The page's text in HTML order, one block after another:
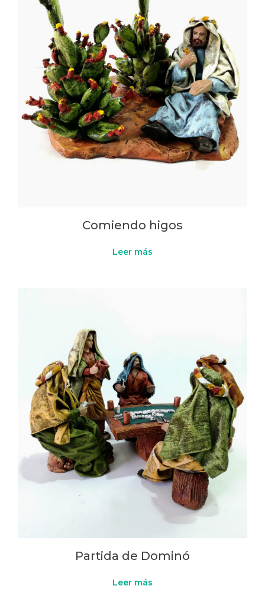
Comiendo higos
Leer más
Partida de Dominó
Leer más